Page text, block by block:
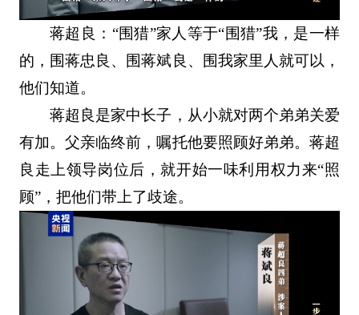
蒋超良：“围猎”家人等于“围猎”我，是一样
的，围蒋忠良、围蒋斌良、围我家里人就可以，
他们知道。
蒋超良是家中长子，从小就对两个弟弟关爱
有加。父亲临终前，嘱托他要照顾好弟弟。蒋超
良走上领导岗位后，就开始一味利用权力来“照
顾”，把他们带上了歧途。